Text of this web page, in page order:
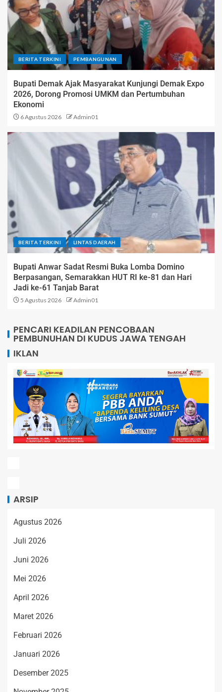
BERITA TERKINI PEMBANGUNAN
Bupati Demak Ajak Masyarakat Kunjungi Demak Expo
2026, Dorong Promosi UMKM dan Pertumbuhan
Ekonomi
6 Agustus 2026 Admin01
BERITA TERKINI LINTAS DAERAH
Bupati Anwar Sadat Resmi Buka Lomba Domino
Berpasangan, Semarakkan HUT RI ke-81 dan Hari
Jadi ke-61 Tanjab Barat
5 Agustus 2026 Admin01
PENCARI KEADILAN PENCOBAAN
PEMBUNUHAN DI KUDUS JAWA TENGAH
IKLAN
ARSIP
Agustus 2026
Juli 2026
Juni 2026
Mei 2026
April 2026
Maret 2026
Februari 2026
Januari 2026
Desember 2025